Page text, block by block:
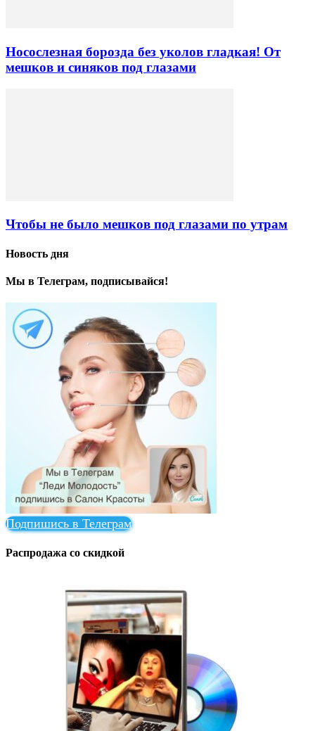
Носослезная борозда без уколов гладкая! От
мешков и синяков под глазами
Чтобы не было мешков под глазами по утрам
Новость дня
Мы в Телеграм, подписывайся!
Подпишись в Телеграм
Распродажа со скидкой